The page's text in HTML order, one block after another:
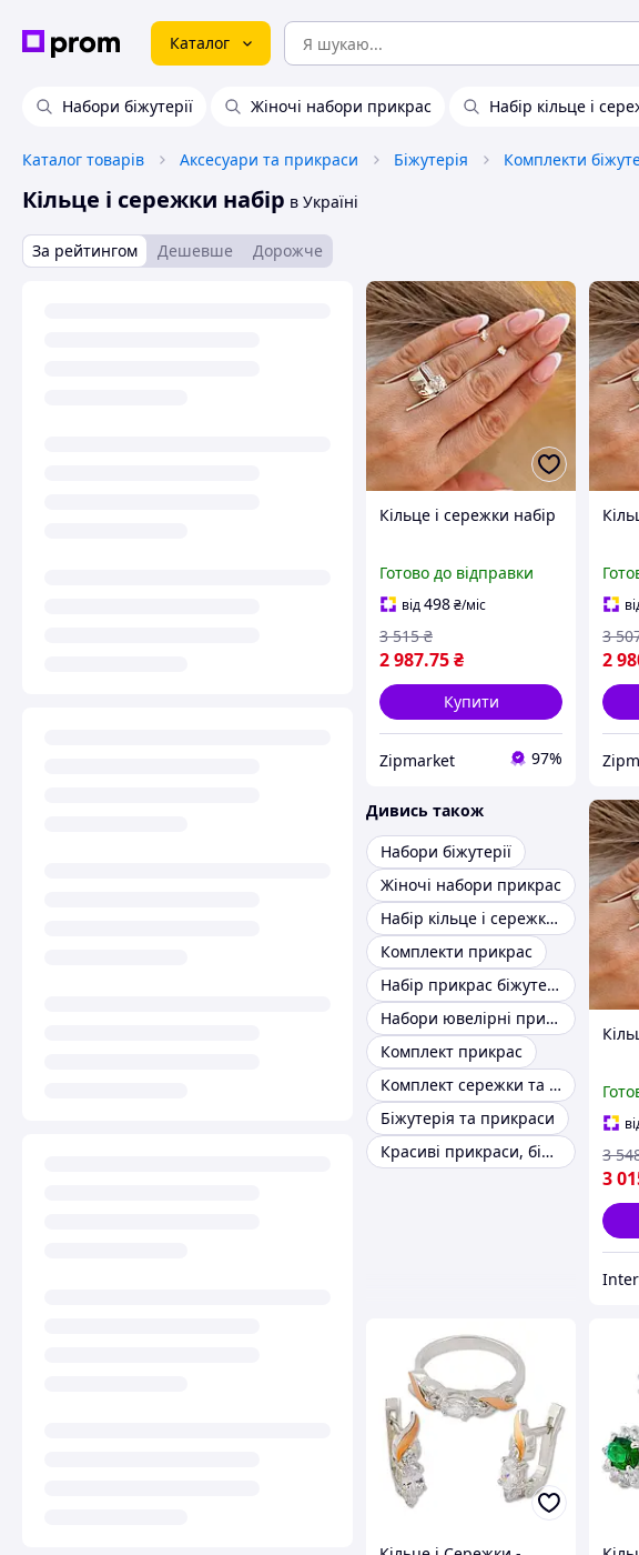
Каталог
Набори біжутерії Жіночі набори прикрас Набір кільце і
Каталог товарів Аксесуари та прикраси Біжутерія Комплекти
Кільце і сережки набір в Україні
За рейтингом Дешевше Дорожче
Кільце і сережки набір
Готово до відправки
від498₴/міс
2 987.75₴
3 515 ₴
Купити
Zipmarket 97%
2
3
Дивись також
Набори біжутерії
Жіночі набори прикрас
Набір кільце і сережки срібло
Комплекти прикрас
Набір прикрас біжутерія
Набори ювелірні прикраси
Комплект прикрас
Комплект сережки та кільце
Біжутерія та прикраси
Красиві прикраси, біжутерія
3
3